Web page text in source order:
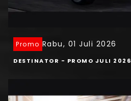
Promo Rabu, 01 Juli 2026
DESTINATOR - PROMO JULI 2026